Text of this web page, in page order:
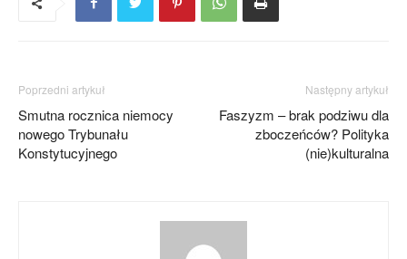
Poprzedni artykuł
Smutna rocznica niemocy
nowego Trybunału
Konstytucyjnego
Następny artykuł
Faszyzm – brak podziwu dla
zboczeńców? Polityka
(nie)kulturalna